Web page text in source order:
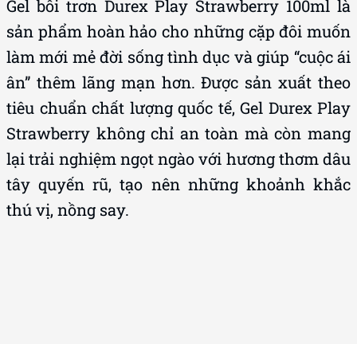
Gel bôi trơn Durex Play Strawberry 100ml là
sản phẩm hoàn hảo cho những cặp đôi muốn
làm mới mẻ đời sống tình dục và giúp “cuộc ái
ân” thêm lãng mạn hơn. Được sản xuất theo
tiêu chuẩn chất lượng quốc tế, Gel Durex Play
Strawberry không chỉ an toàn mà còn mang
lại trải nghiệm ngọt ngào với hương thơm dâu
tây quyến rũ, tạo nên những khoảnh khắc
thú vị, nồng say.